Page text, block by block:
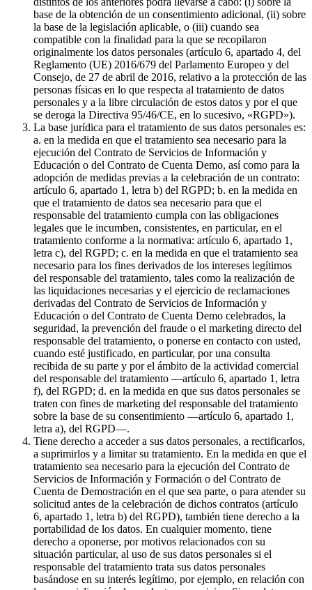
base de la obtención de un consentimiento adicional, (ii) sobre
la base de la legislación aplicable, o (iii) cuando sea
compatible con la finalidad para la que se recopilaron
originalmente los datos personales (artículo 6, apartado 4, del
Reglamento (UE) 2016/679 del Parlamento Europeo y del
Consejo, de 27 de abril de 2016, relativo a la protección de las
personas físicas en lo que respecta al tratamiento de datos
personales y a la libre circulación de estos datos y por el que
se deroga la Directiva 95/46/CE, en lo sucesivo, «RGPD»).
La base jurídica para el tratamiento de sus datos personales es:
a. en la medida en que el tratamiento sea necesario para la
ejecución del Contrato de Servicios de Información y
Educación o del Contrato de Cuenta Demo, así como para la
adopción de medidas previas a la celebración de un contrato:
artículo 6, apartado 1, letra b) del RGPD; b. en la medida en
que el tratamiento de datos sea necesario para que el
responsable del tratamiento cumpla con las obligaciones
legales que le incumben, consistentes, en particular, en el
tratamiento conforme a la normativa: artículo 6, apartado 1,
letra c), del RGPD; c. en la medida en que el tratamiento sea
necesario para los fines derivados de los intereses legítimos
del responsable del tratamiento, tales como la realización de
las liquidaciones necesarias y el ejercicio de reclamaciones
derivadas del Contrato de Servicios de Información y
Educación o del Contrato de Cuenta Demo celebrados, la
seguridad, la prevención del fraude o el marketing directo del
responsable del tratamiento, o ponerse en contacto con usted,
cuando esté justificado, en particular, por una consulta
recibida de su parte y por el ámbito de la actividad comercial
del responsable del tratamiento —artículo 6, apartado 1, letra
f), del RGPD; d. en la medida en que sus datos personales se
traten con fines de marketing del responsable del tratamiento
sobre la base de su consentimiento —artículo 6, apartado 1,
letra a), del RGPD—.
Tiene derecho a acceder a sus datos personales, a rectificarlos,
a suprimirlos y a limitar su tratamiento. En la medida en que el
tratamiento sea necesario para la ejecución del Contrato de
Servicios de Información y Formación o del Contrato de
Cuenta de Demostración en el que sea parte, o para atender su
solicitud antes de la celebración de dichos contratos (artículo
6, apartado 1, letra b) del RGPD), también tiene derecho a la
portabilidad de los datos. En cualquier momento, tiene
derecho a oponerse, por motivos relacionados con su
situación particular, al uso de sus datos personales si el
responsable del tratamiento trata sus datos personales
basándose en su interés legítimo, por ejemplo, en relación con